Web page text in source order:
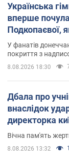
Українська
вперше
Подкопаєвої,
Олімпіади
У фанатів
покриття з
8.08.2026 18:30
Дбала про
внаслідок
директорка
Вічна пам'ять
8.08.2026 13:32